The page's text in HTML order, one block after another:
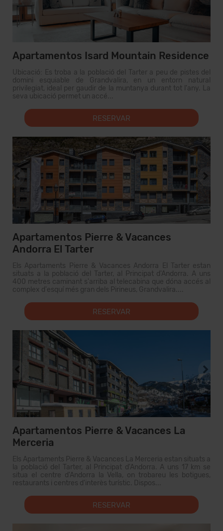
Apartamentos Isard Mountain Residence
Ubicació: Es troba a la població del Tarter a peu de pistes del
domini esquiable de Grandvalira, en un entorn natural
privilegiat, ideal per gaudir de la muntanya durant tot l'any. La
seva ubicació permet un accé...
RESERVAR
Apartamentos Pierre & Vacances
Andorra El Tarter
Els Apartaments Pierre & Vacances Andorra El Tarter estan
situats a la població del Tarter, al Principat d'Andorra. A uns
400 metres caminant s'arriba al telecabina que dóna accés al
complex d'esquí més gran dels Pirineus, Grandvalira....
RESERVAR
Apartamentos Pierre & Vacances La
Merceria
Els Apartaments Pierre & Vacances La Merceria estan situats a
la població del Tarter, al Principat d'Andorra. A uns 17 km se
situa el centre d'Andorra la Vella, on trobareu les botigues,
restaurants i centres d'interès turístic. Dispos...
RESERVAR